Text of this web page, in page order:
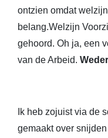
ontzien omdat
belang.Welzijn
gehoord. Oh ja, een
van de Arbeid.
Ik heb zojuist via de
gemaakt over